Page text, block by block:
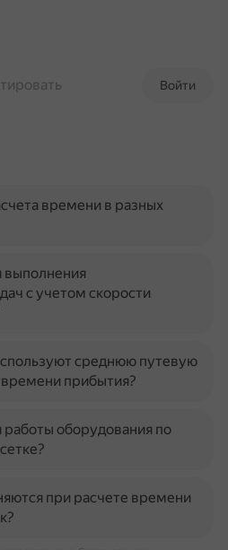
Войти
времени в разных
выполнения
с учетом скорости
среднюю путевую
времени прибытия?
работы оборудования по
при расчете времени